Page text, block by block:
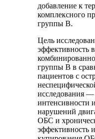
добавление к
комплексного
группы B.
Цель
эффективность
группы B в
пациентов с
исследования —
интенсивности
нарушений
ОБС и
эффективность